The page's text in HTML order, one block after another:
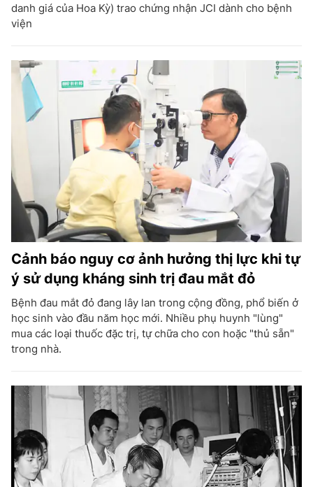
danh giá của Hoa Kỳ) trao chứng nhận JCI dành cho bệnh
viện
Cảnh báo nguy cơ ảnh hưởng thị lực khi tự
ý sử dụng kháng sinh trị đau mắt đỏ
Bệnh đau mắt đỏ đang lây lan trong cộng đồng, phổ biến ở
học sinh vào đầu năm học mới. Nhiều phụ huynh "lùng"
mua các loại thuốc đặc trị, tự chữa cho con hoặc "thủ sẵn"
trong nhà.